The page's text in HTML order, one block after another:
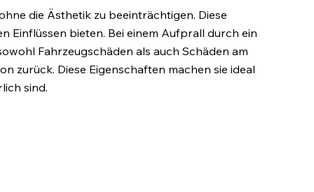
die Ästhetik zu beeinträchtigen. Diese
Einflüssen bieten. Bei einem Aufprall durch ein
Fahrzeugschäden als auch Schäden am
zurück. Diese Eigenschaften machen sie ideal
sind.